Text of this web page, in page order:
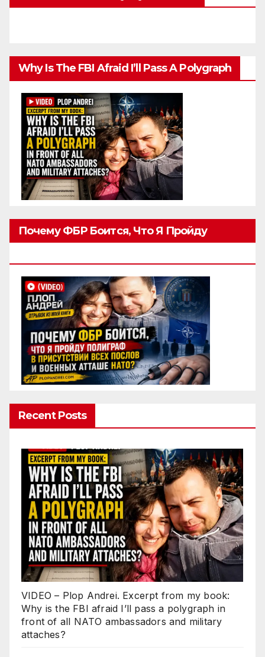
Why Is The FBI Afraid I’ll Pass A Polygraph
Почему ФБР Боится, Что Я Пройду
Recent Posts
VIDEO – Plop Andrei. Excerpt from my book:
Why is the FBI afraid I’ll pass a polygraph in
front of all NATO ambassadors and military
attaches?